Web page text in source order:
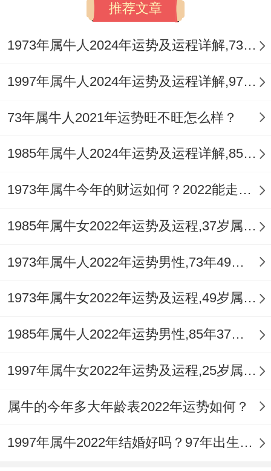
推荐文章
1973年属牛人2024年运势及运程详解,73年出生51岁肖牛人在2024全年每月运势完整版
1997年属牛人2024年运势及运程详解,97年出生27岁肖牛人在2024全年每月运势完整版
73年属牛人2021年运势旺不旺怎么样？
1985年属牛人2024年运势及运程详解,85年出生39岁肖牛人在2024全年每月运势完整版
1973年属牛今年的财运如何？2022能走大运吗？
1985年属牛女2022年运势及运程,37岁属牛人2022全年每月运势女性如何
1973年属牛人2022年运势男性,73年49岁属牛男2022年每月运程怎么样
1973年属牛女2022年运势及运程,49岁属牛人2022全年每月运势女性如何
1985年属牛人2022年运势男性,85年37岁属牛男2022年每月运程怎么样
1997年属牛女2022年运势及运程,25岁属牛人2022全年每月运势女性如何
属牛的今年多大年龄表2022年运势如何？
1997年属牛2022年结婚好吗？97年出生的25岁属牛的人可以结婚吗？